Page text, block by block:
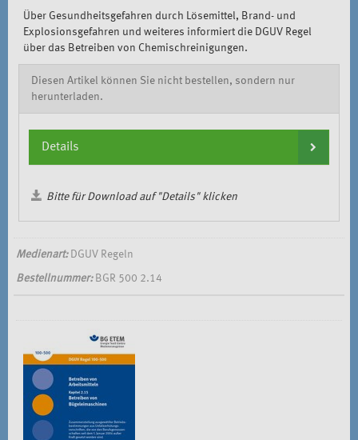
Über Gesundheitsgefahren durch Lösemittel, Brand- und
Explosionsgefahren und weiteres informiert die DGUV Regel
über das Betreiben von Chemischreinigungen.
Diesen Artikel können Sie nicht bestellen, sondern nur
herunterladen.
Details
Bitte für Download auf "Details" klicken
Medienart:DGUV Regeln
Bestellnummer:BGR 500 2.14